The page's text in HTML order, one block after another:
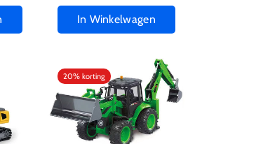
In Winkelwagen
20% korting